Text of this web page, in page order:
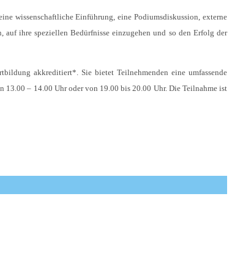
wissenschaftliche Einführung, eine Podiumsdiskussion, externe
ihre speziellen Bedürfnisse einzugehen und so den Erfolg der
akkreditiert*. Sie bietet Teilnehmenden eine umfassende
– 14.00 Uhr oder von 19.00 bis 20.00 Uhr. Die Teilnahme ist